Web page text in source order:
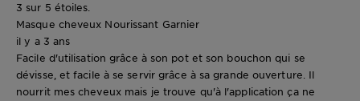
3 sur 5 étoiles.
Masque cheveux Nourissant Garnier
il y a 3 ans
Facile d'utilisation grâce à son pot et son bouchon qui se
dévisse, et facile à se servir grâce à sa grande ouverture. Il
nourrit mes cheveux mais je trouve qu'à l'application ça ne